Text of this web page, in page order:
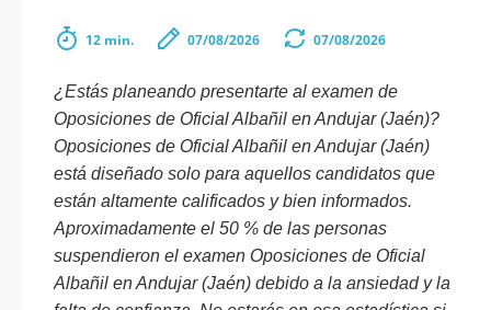
12 min. 07/08/2026 07/08/2026
¿Estás planeando presentarte al examen de
Oposiciones de Oficial Albañil en Andujar (Jaén)?
Oposiciones de Oficial Albañil en Andujar (Jaén)
está diseñado solo para aquellos candidatos que
están altamente calificados y bien informados.
Aproximadamente el 50 % de las personas
suspendieron el examen Oposiciones de Oficial
Albañil en Andujar (Jaén) debido a la ansiedad y la